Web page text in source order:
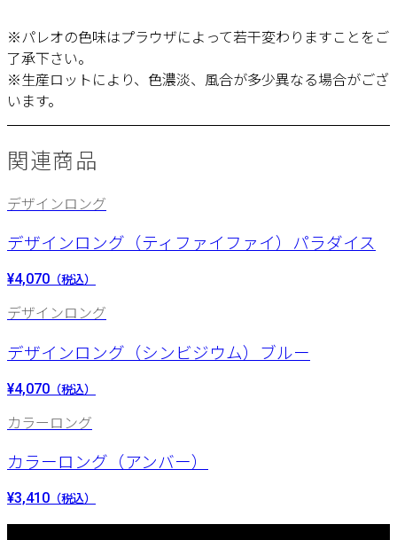
※パレオの色味はプラウザによって若干変わりますことをご
了承下さい。
※生産ロットにより、色濃淡、風合が多少異なる場合がござ
います。
関連商品
デザインロング
デザインロング（ティファイファイ）パラダイス
¥4,070 （税込）
デザインロング
デザインロング（シンビジウム）ブルー
¥4,070 （税込）
カラーロング
カラーロング（アンバー）
¥3,410 （税込）